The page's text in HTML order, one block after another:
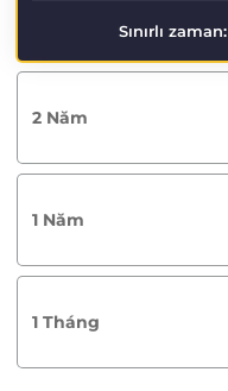
Sınırlı zaman:
2 Năm
1 Năm
1 Tháng